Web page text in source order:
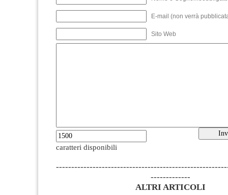
E-mail (non verrà
Sito Web
caratteri disponibili
-------------
ALTRI ARTICOLI